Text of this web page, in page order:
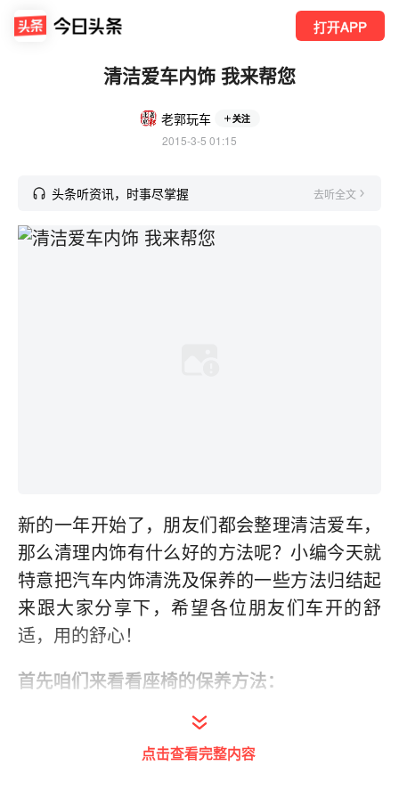
打开APP
清洁爱车内饰 我来帮您
老郭玩车 关注
2015-3-5 01:15
头条听资讯，时事尽掌握 去听全文
新的一年开始了，朋友们都会整理清洁爱车，
那么清理内饰有什么好的方法呢？小编今天就
特意把汽车内饰清洗及保养的一些方法归结起
来跟大家分享下，希望各位朋友们车开的舒
适，用的舒心！
首先咱们来看看座椅的保养方法：
目前，座椅基本上分为真皮座椅和绒布座椅两
种，其汽车内饰保养方法也不相同。
点击查看完整内容